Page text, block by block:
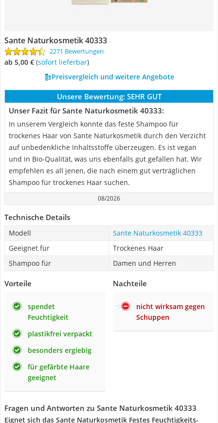
Sante Naturkosmetik 40333
2271 Bewertungen
ab 5,00 € ( Sofort lieferbar)
Preisvergleich und weitere Angebote
Unsere Bewertung: SEHR GUT
Unser Fazit für Sante Naturkosmetik 40333:
In unserem Vergleich konnte das feste Shampoo für
trockenes Haar von Sante Naturkosmetik durch den Verzicht
auf unbedenkliche Inhaltsstoffe überzeugen. Es ist vegan
und in Bio-Qualität, was uns ebenfalls gut gefallen hat. Wir
empfehlen es all jenen, die nach einem gut verträglichen
Shampoo für trockenes Haar suchen.
08/2026
Technische Details
Modell
Sante Naturkosmetik 40333
Geeignet für
Trockenes Haar
Shampoo für
Damen und Herren
Vorteile
spendet
Feuchtigkeit
plastikfrei verpackt
besonders ergiebig
für gefärbte Haare
geeignet
Nachteile
nicht wirksam gegen
Schuppen
Fragen und Antworten zu Sante Naturkosmetik 40333
Eignet sich das Sante Naturkosmetik Festes Feuchtigkeits-